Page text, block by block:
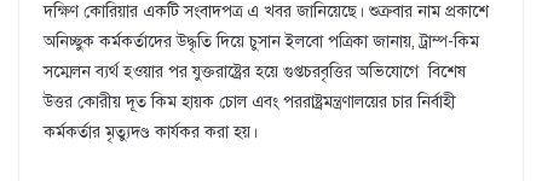
দক্ষিণ কোরিয়ার একটি সংবাদপত্র এ খবর জানিয়েছে। শুক্রবার নাম প্রকাশে
অনিচ্ছুক কর্মকর্তাদের উদ্ধৃতি দিয়ে চুসান ইলবো পত্রিকা জানায়, ট্রাম্প-কিম
সম্মেলন ব্যর্থ হওয়ার পর যুক্তরাষ্ট্রের হয়ে গুপ্তচরবৃত্তির অভিযোগে বিশেষ
উত্তর কোরীয় দূত কিম হায়ক চোল এবং পররাষ্ট্রমন্ত্রণালয়ের চার নির্বাহী
কর্মকর্তার মৃত্যুদণ্ড কার্যকর করা হয়।